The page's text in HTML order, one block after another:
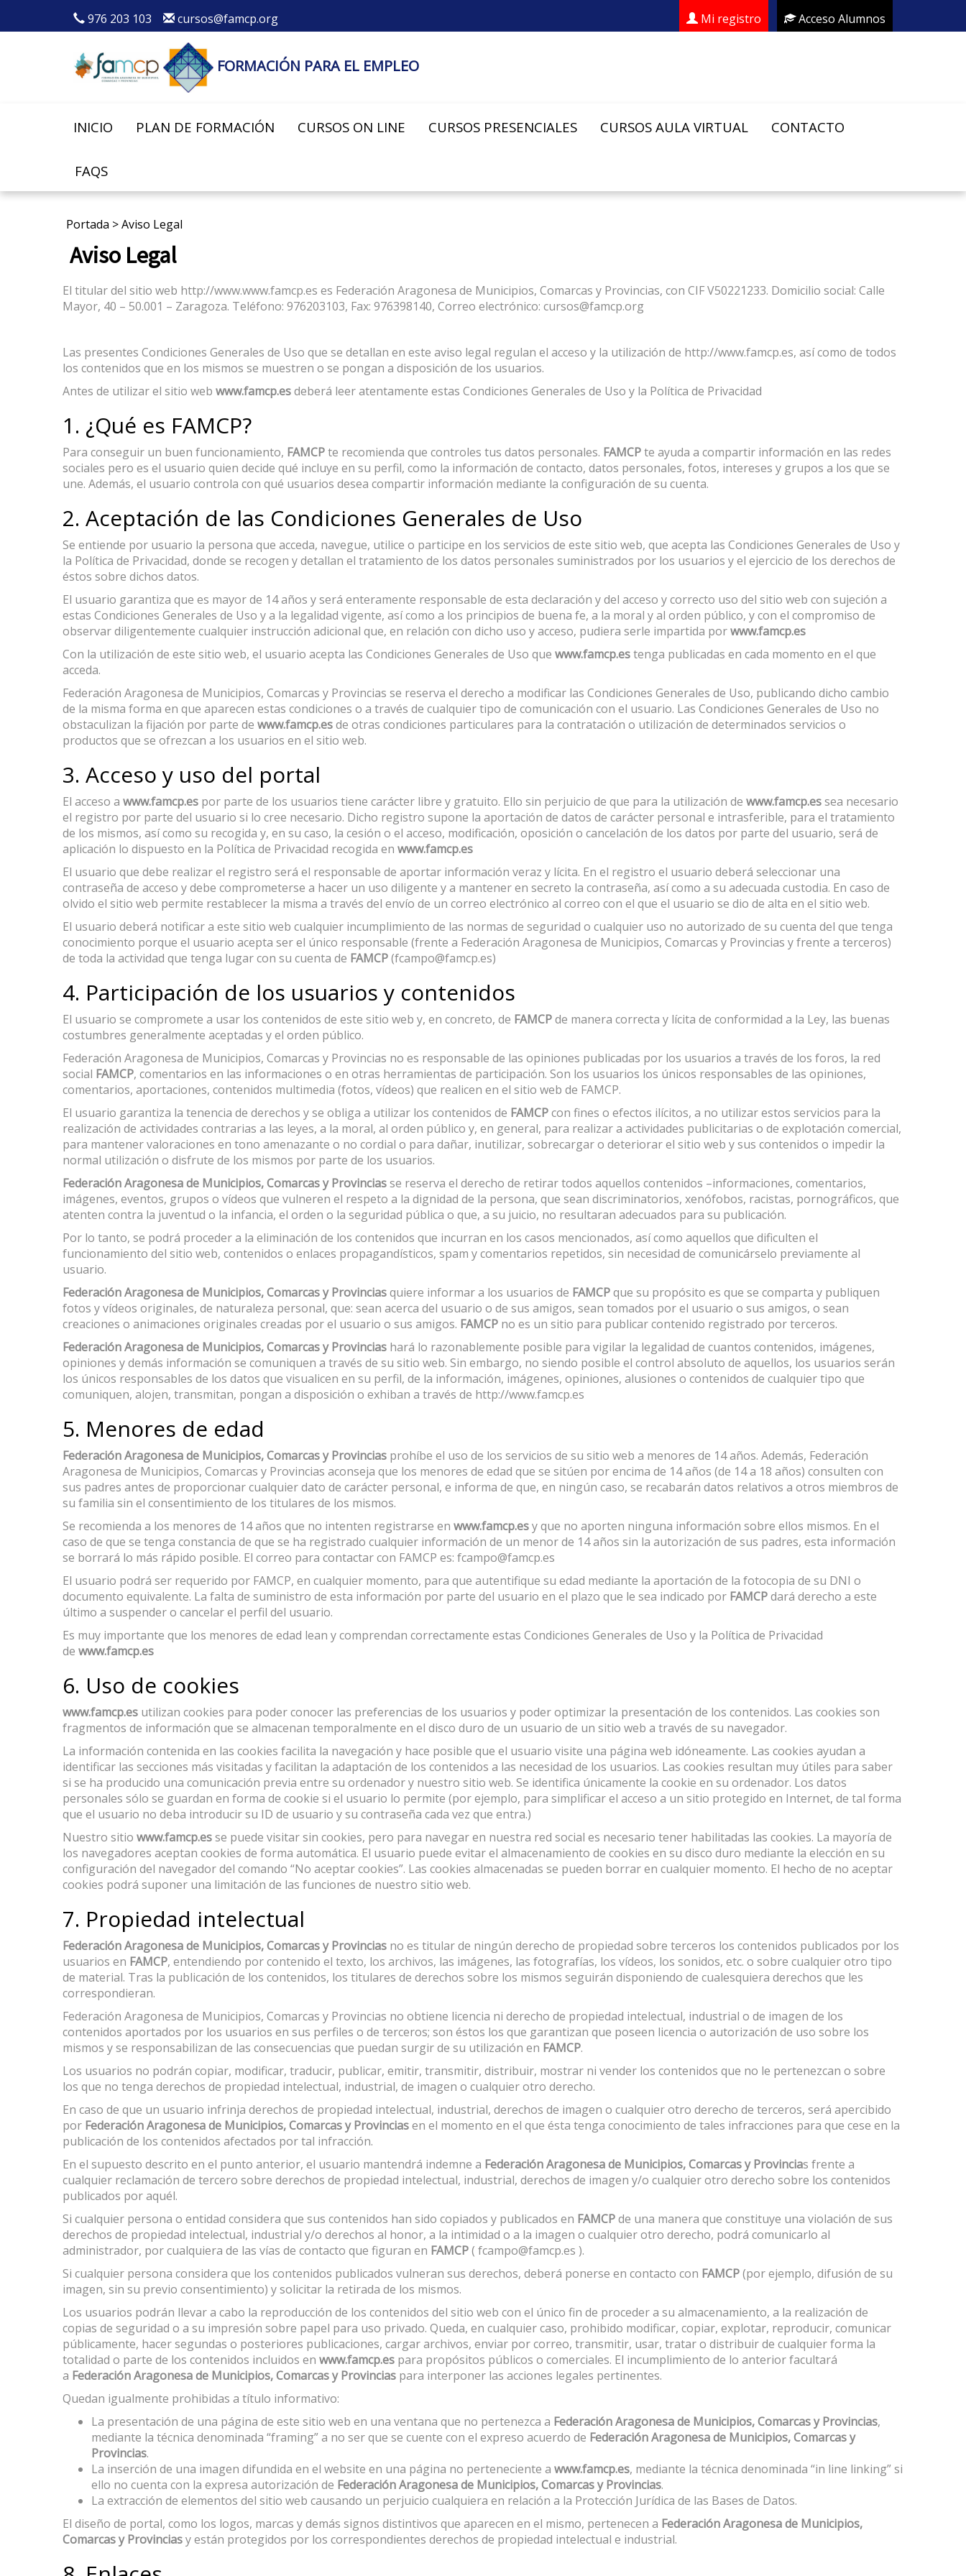
976 203 103 cursos@famcp.org Acceso Alumnos
Mi registro
FORMACIÓN PARA EL EMPLEO
INICIO PLAN DE FORMACIÓN CURSOS ON LINE CURSOS PRESENCIALES CURSOS AULA VIRTUAL CONTACTO
FAQS
Portada >Aviso Legal
Aviso Legal
El titular del sitio web http://www.www.famcp.es es Federación Aragonesa de Municipios, Comarcas y Provincias, con CIF V50221233. Domicilio social: Calle
Mayor, 40 – 50.001 – Zaragoza. Teléfono: 976203103, Fax: 976398140, Correo electrónico: cursos@famcp.org
Las presentes Condiciones Generales de Uso que se detallan en este aviso legal regulan el acceso y la utilización de http://www.famcp.es, así como de todos
los contenidos que en los mismos se muestren o se pongan a disposición de los usuarios.
Antes de utilizar el sitio web www.famcp.esdeberá leer atentamente estas Condiciones Generales de Uso y la Política de Privacidad
1. ¿Qué es FAMCP?
Para conseguir un buen funcionamiento, FAMCPte recomienda que controles tus datos personales. FAMCPte ayuda a compartir información en las redes
sociales pero es el usuario quien decide qué incluye en su perfil, como la información de contacto, datos personales, fotos, intereses y grupos a los que se
une. Además, el usuario controla con qué usuarios desea compartir información mediante la configuración de su cuenta.
2. Aceptación de las Condiciones Generales de Uso
Se entiende por usuario la persona que acceda, navegue, utilice o participe en los servicios de este sitio web, que acepta las Condiciones Generales de Uso y
la Política de Privacidad, donde se recogen y detallan el tratamiento de los datos personales suministrados por los usuarios y el ejercicio de los derechos de
éstos sobre dichos datos.
El usuario garantiza que es mayor de 14 años y será enteramente responsable de esta declaración y del acceso y correcto uso del sitio web con sujeción a
estas Condiciones Generales de Uso y a la legalidad vigente, así como a los principios de buena fe, a la moral y al orden público, y con el compromiso de
observar diligentemente cualquier instrucción adicional que, en relación con dicho uso y acceso, pudiera serle impartida porwww.famcp.es
Con la utilización de este sitio web, el usuario acepta las Condiciones Generales de Uso que www.famcp.estenga publicadas en cada momento en el que
acceda.
Federación Aragonesa de Municipios, Comarcas y Provincias se reserva el derecho a modificar las Condiciones Generales de Uso, publicando dicho cambio
de la misma forma en que aparecen estas condiciones o a través de cualquier tipo de comunicación con el usuario. Las Condiciones Generales de Uso no
obstaculizan la fijación por parte de www.famcp.esde otras condiciones particulares para la contratación o utilización de determinados servicios o
productos que se ofrezcan a los usuarios en el sitio web.
3. Acceso y uso del portal
El acceso a www.famcp.es por parte de los usuarios tiene carácter libre y gratuito. Ello sin perjuicio de que para la utilización de www.famcp.essea necesario
el registro por parte del usuario si lo cree necesario. Dicho registro supone la aportación de datos de carácter personal e intrasferible, para el tratamiento
de los mismos, así como su recogida y, en su caso, la cesión o el acceso, modificación, oposición o cancelación de los datos por parte del usuario, será de
aplicación lo dispuesto en la Política de Privacidad recogida en www.famcp.es
El usuario que debe realizar el registro será el responsable de aportar información veraz y lícita. En el registro el usuario deberá seleccionar una
contraseña de acceso y debe comprometerse a hacer un uso diligente y a mantener en secreto la contraseña, así como a su adecuada custodia. En caso de
olvido el sitio web permite restablecer la misma a través del envío de un correo electrónico al correo con el que el usuario se dio de alta en el sitio web.
El usuario deberá notificar a este sitio web cualquier incumplimiento de las normas de seguridad o cualquier uso no autorizado de su cuenta del que tenga
conocimiento porque el usuario acepta ser el único responsable (frente a Federación Aragonesa de Municipios, Comarcas y Provincias y frente a terceros)
de toda la actividad que tenga lugar con su cuenta de FAMCP(fcampo@famcp.es)
4. Participación de los usuarios y contenidos
El usuario se compromete a usar los contenidos de este sitio web y, en concreto, de FAMCPde manera correcta y lícita de conformidad a la Ley, las buenas
costumbres generalmente aceptadas y el orden público.
Federación Aragonesa de Municipios, Comarcas y Provincias no es responsable de las opiniones publicadas por los usuarios a través de los foros, la red
social FAMCP, comentarios en las informaciones o en otras herramientas de participación. Son los usuarios los únicos responsables de las opiniones,
comentarios, aportaciones, contenidos multimedia (fotos, vídeos) que realicen en el sitio web de FAMCP.
El usuario garantiza la tenencia de derechos y se obliga a utilizar los contenidos de FAMCPcon fines o efectos ilícitos, a no utilizar estos servicios para la
realización de actividades contrarias a las leyes, a la moral, al orden público y, en general, para realizar a actividades publicitarias o de explotación comercial,
para mantener valoraciones en tono amenazante o no cordial o para dañar, inutilizar, sobrecargar o deteriorar el sitio web y sus contenidos o impedir la
normal utilización o disfrute de los mismos por parte de los usuarios.
Federación Aragonesa de Municipios, Comarcas y Provinciasse reserva el derecho de retirar todos aquellos contenidos –informaciones, comentarios,
imágenes, eventos, grupos o vídeos que vulneren el respeto a la dignidad de la persona, que sean discriminatorios, xenófobos, racistas, pornográficos, que
atenten contra la juventud o la infancia, el orden o la seguridad pública o que, a su juicio, no resultaran adecuados para su publicación.
Por lo tanto, se podrá proceder a la eliminación de los contenidos que incurran en los casos mencionados, así como aquellos que dificulten el
funcionamiento del sitio web, contenidos o enlaces propagandísticos, spam y comentarios repetidos, sin necesidad de comunicárselo previamente al
usuario.
Federación Aragonesa de Municipios, Comarcas y Provinciasquiere informar a los usuarios de FAMCPque su propósito es que se comparta y publiquen
fotos y vídeos originales, de naturaleza personal, que: sean acerca del usuario o de sus amigos, sean tomados por el usuario o sus amigos, o sean
creaciones o animaciones originales creadas por el usuario o sus amigos. FAMCP no es un sitio para publicar contenido registrado por terceros.
Federación Aragonesa de Municipios, Comarcas y Provincias hará lo razonablemente posible para vigilar la legalidad de cuantos contenidos, imágenes,
opiniones y demás información se comuniquen a través de su sitio web. Sin embargo, no siendo posible el control absoluto de aquellos, los usuarios serán
los únicos responsables de los datos que visualicen en su perfil, de la información, imágenes, opiniones, alusiones o contenidos de cualquier tipo que
comuniquen, alojen, transmitan, pongan a disposición o exhiban a través de http://www.famcp.es
5. Menores de edad
Federación Aragonesa de Municipios, Comarcas y Provincias prohíbe el uso de los servicios de su sitio web a menores de 14 años. Además, Federación
Aragonesa de Municipios, Comarcas y Provincias aconseja que los menores de edad que se sitúen por encima de 14 años (de 14 a 18 años) consulten con
sus padres antes de proporcionar cualquier dato de carácter personal, e informa de que, en ningún caso, se recabarán datos relativos a otros miembros de
su familia sin el consentimiento de los titulares de los mismos.
Se recomienda a los menores de 14 años que no intenten registrarse en www.famcp.esy que no aporten ninguna información sobre ellos mismos. En el
caso de que se tenga constancia de que se ha registrado cualquier información de un menor de 14 años sin la autorización de sus padres, esta información
se borrará lo más rápido posible. El correo para contactar con FAMCP es: fcampo@famcp.es
El usuario podrá ser requerido por FAMCP, en cualquier momento, para que autentifique su edad mediante la aportación de la fotocopia de su DNI o
documento equivalente. La falta de suministro de esta información por parte del usuario en el plazo que le sea indicado por FAMCPdará derecho a este
último a suspender o cancelar el perfil del usuario.
Es muy importante que los menores de edad lean y comprendan correctamente estas Condiciones Generales de Uso y la Política de Privacidad
de www.famcp.es
6. Uso de cookies
www.famcp.es utilizan cookies para poder conocer las preferencias de los usuarios y poder optimizar la presentación de los contenidos. Las cookies son
fragmentos de información que se almacenan temporalmente en el disco duro de un usuario de un sitio web a través de su navegador.
La información contenida en las cookies facilita la navegación y hace posible que el usuario visite una página web idóneamente. Las cookies ayudan a
identificar las secciones más visitadas y facilitan la adaptación de los contenidos a las necesidad de los usuarios. Las cookies resultan muy útiles para saber
si se ha producido una comunicación previa entre su ordenador y nuestro sitio web. Se identifica únicamente la cookie en su ordenador. Los datos
personales sólo se guardan en forma de cookie si el usuario lo permite (por ejemplo, para simplificar el acceso a un sitio protegido en Internet, de tal forma
que el usuario no deba introducir su ID de usuario y su contraseña cada vez que entra.)
Nuestro sitio www.famcp.esse puede visitar sin cookies, pero para navegar en nuestra red social es necesario tener habilitadas las cookies. La mayoría de
los navegadores aceptan cookies de forma automática. El usuario puede evitar el almacenamiento de cookies en su disco duro mediante la elección en su
configuración del navegador del comando “No aceptar cookies”. Las cookies almacenadas se pueden borrar en cualquier momento. El hecho de no aceptar
cookies podrá suponer una limitación de las funciones de nuestro sitio web.
7. Propiedad intelectual
Federación Aragonesa de Municipios, Comarcas y Provincias no es titular de ningún derecho de propiedad sobre terceros los contenidos publicados por los
usuarios en FAMCP, entendiendo por contenido el texto, los archivos, las imágenes, las fotografías, los vídeos, los sonidos, etc. o sobre cualquier otro tipo
de material. Tras la publicación de los contenidos, los titulares de derechos sobre los mismos seguirán disponiendo de cualesquiera derechos que les
correspondieran.
Federación Aragonesa de Municipios, Comarcas y Provincias no obtiene licencia ni derecho de propiedad intelectual, industrial o de imagen de los
contenidos aportados por los usuarios en sus perfiles o de terceros; son éstos los que garantizan que poseen licencia o autorización de uso sobre los
mismos y se responsabilizan de las consecuencias que puedan surgir de su utilización en FAMCP.
Los usuarios no podrán copiar, modificar, traducir, publicar, emitir, transmitir, distribuir, mostrar ni vender los contenidos que no le pertenezcan o sobre
los que no tenga derechos de propiedad intelectual, industrial, de imagen o cualquier otro derecho.
En caso de que un usuario infrinja derechos de propiedad intelectual, industrial, derechos de imagen o cualquier otro derecho de terceros, será apercibido
por Federación Aragonesa de Municipios, Comarcas y Provinciasen el momento en el que ésta tenga conocimiento de tales infracciones para que cese en la
publicación de los contenidos afectados por tal infracción.
En el supuesto descrito en el punto anterior, el usuario mantendrá indemne a Federación Aragonesa de Municipios, Comarcas y Provincias frente a
cualquier reclamación de tercero sobre derechos de propiedad intelectual, industrial, derechos de imagen y/o cualquier otro derecho sobre los contenidos
publicados por aquél.
Si cualquier persona o entidad considera que sus contenidos han sido copiados y publicados en FAMCPde una manera que constituye una violación de sus
derechos de propiedad intelectual, industrial y/o derechos al honor, a la intimidad o a la imagen o cualquier otro derecho, podrá comunicarlo al
administrador, por cualquiera de las vías de contacto que figuran en FAMCP( fcampo@famcp.es ).
Si cualquier persona considera que los contenidos publicados vulneran sus derechos, deberá ponerse en contacto con FAMCP(por ejemplo, difusión de su
imagen, sin su previo consentimiento) y solicitar la retirada de los mismos.
Los usuarios podrán llevar a cabo la reproducción de los contenidos del sitio web con el único fin de proceder a su almacenamiento, a la realización de
copias de seguridad o a su impresión sobre papel para uso privado. Queda, en cualquier caso, prohibido modificar, copiar, explotar, reproducir, comunicar
públicamente, hacer segundas o posteriores publicaciones, cargar archivos, enviar por correo, transmitir, usar, tratar o distribuir de cualquier forma la
totalidad o parte de los contenidos incluidos en www.famcp.es para propósitos públicos o comerciales. El incumplimiento de lo anterior facultará
a Federación Aragonesa de Municipios, Comarcas y Provincias para interponer las acciones legales pertinentes.
Quedan igualmente prohibidas a título informativo:
La presentación de una página de este sitio web en una ventana que no pertenezca a Federación Aragonesa de Municipios, Comarcas y Provincias,
mediante la técnica denominada “framing” a no ser que se cuente con el expreso acuerdo de Federación Aragonesa de Municipios, Comarcas y
Provincias.
La inserción de una imagen difundida en el website en una página no perteneciente a www.famcp.es, mediante la técnica denominada “in line linking” si
ello no cuenta con la expresa autorización de Federación Aragonesa de Municipios, Comarcas y Provincias.
La extracción de elementos del sitio web causando un perjuicio cualquiera en relación a la Protección Jurídica de las Bases de Datos.
El diseño de portal, como los logos, marcas y demás signos distintivos que aparecen en el mismo, pertenecen a Federación Aragonesa de Municipios,
Comarcas y Provinciasy están protegidos por los correspondientes derechos de propiedad intelectual e industrial.